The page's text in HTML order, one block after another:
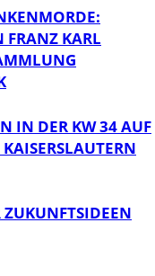
KARL
IN DER KW 34 AUF